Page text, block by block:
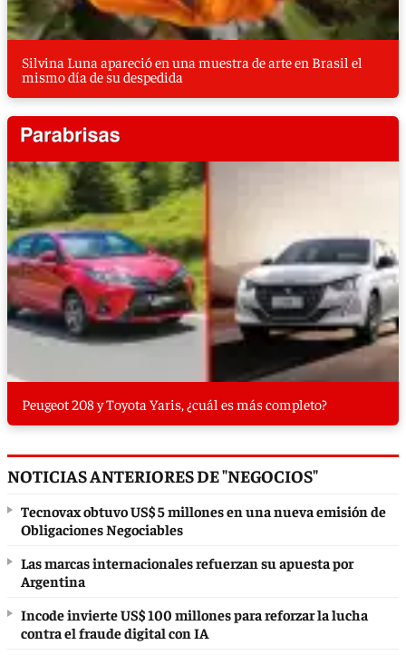
Silvina Luna apareció en una muestra de arte en Brasil el
mismo día de su despedida
Peugeot 208 y Toyota Yaris, ¿cuál es más completo?
NOTICIAS ANTERIORES DE "NEGOCIOS"
Tecnovax obtuvo US$ 5 millones en una nueva emisión de
Obligaciones Negociables
Las marcas internacionales refuerzan su apuesta por
Argentina
Incode invierte US$ 100 millones para reforzar la lucha
contra el fraude digital con IA